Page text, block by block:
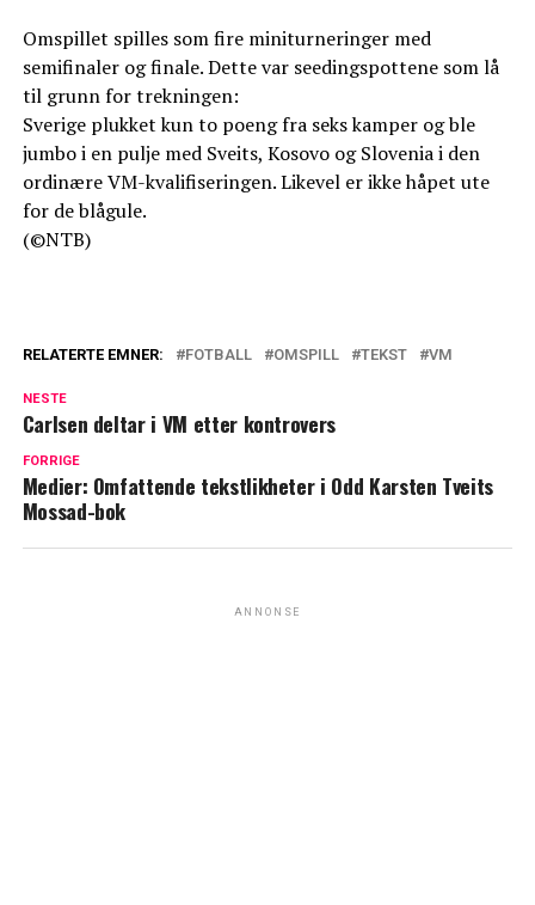
Omspillet spilles som fire miniturneringer med
semifinaler og finale. Dette var seedingspottene som lå
til grunn for trekningen:
Sverige plukket kun to poeng fra seks kamper og ble
jumbo i en pulje med Sveits, Kosovo og Slovenia i den
ordinære VM-kvalifiseringen. Likevel er ikke håpet ute
for de blågule.
(©NTB)
RELATERTE EMNER: FOTBALL OMSPILL TEKST VM
NESTE
Carlsen deltar i VM etter kontrovers
FORRIGE
Medier: Omfattende tekstlikheter i Odd Karsten Tveits
Mossad-bok
ANNONSE